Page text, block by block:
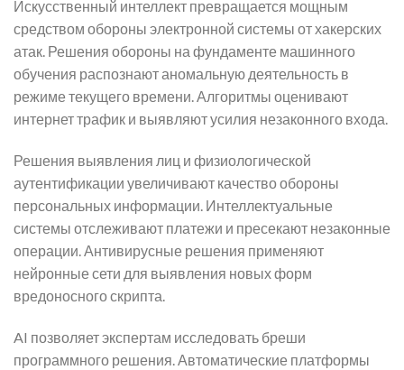
Искусственный интеллект превращается мощным
средством обороны электронной системы от хакерских
атак. Решения обороны на фундаменте машинного
обучения распознают аномальную деятельность в
режиме текущего времени. Алгоритмы оценивают
интернет трафик и выявляют усилия незаконного входа.
Решения выявления лиц и физиологической
аутентификации увеличивают качество обороны
персональных информации. Интеллектуальные
системы отслеживают платежи и пресекают незаконные
операции. Антивирусные решения применяют
нейронные сети для выявления новых форм
вредоносного скрипта.
AI позволяет экспертам исследовать бреши
программного решения. Автоматические платформы